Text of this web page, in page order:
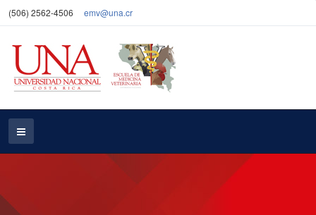
(506) 2562-4506 emv@una.cr